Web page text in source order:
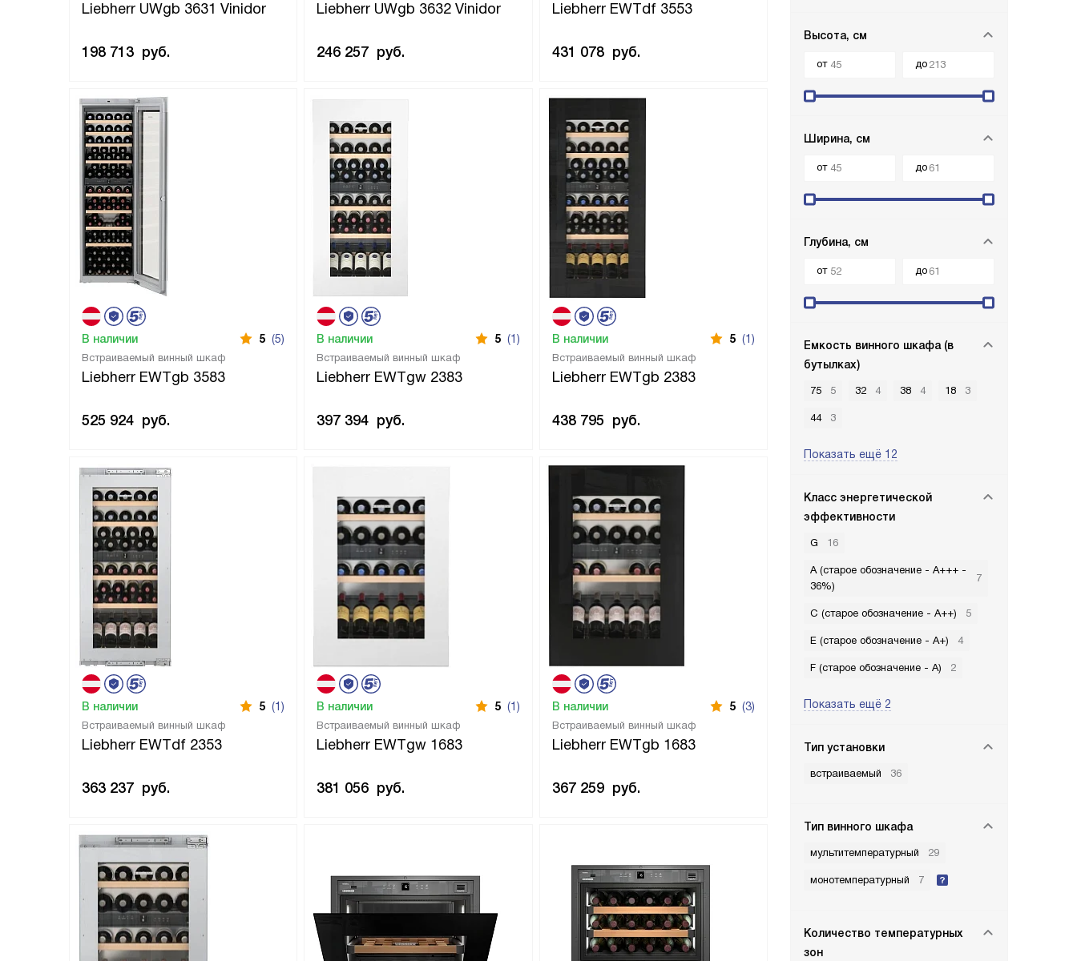
Высота, см
от до
Ширина, см
от до
Глубина, см
от до
Емкость винного шкафа (в
бутылках)
75 5 32 4 38 4 18 3
44 3
Показать ещё 12
Класс энергетической
эффективности
G 16
A (старое обозначение - A+++ -
36%)
7
C (старое обозначение - A++) 5
E (старое обозначение - A+) 4
F (старое обозначение - A) 2
Показать ещё 2
Тип установки
встраиваемый 36
Тип винного шкафа
мультитемпературный 29
монотемпературный 7
Количество температурных
зон
Liebherr UWgb 3631 Vinidor
198 713 руб.
Liebherr UWgb 3632 Vinidor
246 257 руб.
Liebherr EWTdf 3553
431 078 руб.
Встраиваемый винный шкаф
Liebherr EWTgb 3583
В наличии 5 (5)
525 924 руб.
Встраиваемый винный шкаф
Liebherr EWTgw 2383
В наличии 5 (1)
397 394 руб.
Встраиваемый винный шкаф
Liebherr EWTgb 2383
В наличии 5 (1)
438 795 руб.
Встраиваемый винный шкаф
Liebherr EWTdf 2353
В наличии 5 (1)
363 237 руб.
Встраиваемый винный шкаф
Liebherr EWTgw 1683
В наличии 5 (1)
381 056 руб.
Встраиваемый винный шкаф
Liebherr EWTgb 1683
В наличии 5 (3)
367 259 руб.